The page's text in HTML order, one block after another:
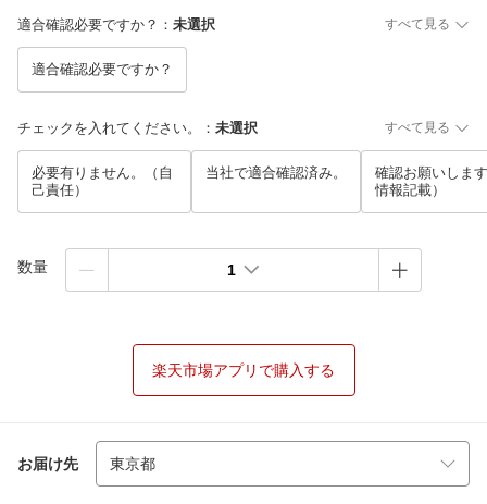
適合確認必要ですか？ ： 未選択 すべて見る
適合確認必要ですか？
チェックを入れてください。 ： 未選択 すべて見る
必要有りません。（自
己責任）
当社で適合確認済み。
確認お願いしま
情報記載）
数量 1
楽天市場アプリで購入する
お届け先